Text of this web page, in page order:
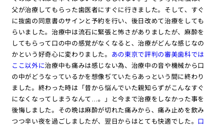
父が治療してもらった歯医者にすぐに行きました。そして、すぐ
に抜歯の同意書のサインと予約を行い、後日改めて治療をしても
らいました。治療中は流石に緊張と怖さがありましたが、麻酔を
してもらって口の中の感覚がなくなると、治療がどんな感じなの
かという好奇心に変わりました。 あの東京で評判の審美歯科では
ここ以外に治療中も痛みは感じない為、治療中の音や機械から口
の中がどうなっているかを想像ぢていたらあっという間に終わり
ました。終わった時は「昔から悩んでいた親知らずがこんなすぐ
になくなってしまうなんて…。」と今まで治療をしなかった事を
後悔しました。その晩は麻酔が切れた痛みから、痛み止めを飲み
つつ辛い夜を過ごしましたが、翌日からはとても快適でした。 口